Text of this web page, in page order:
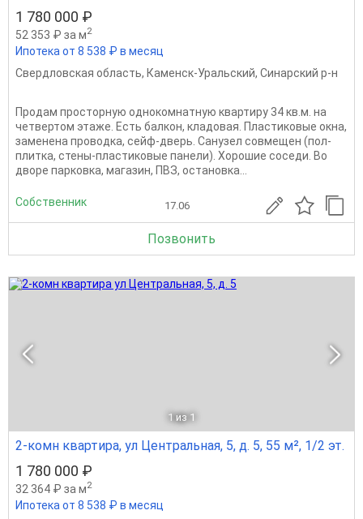
1 780 000 ₽
52 353 ₽ за м2
Ипотека от 8 538 ₽ в месяц
Свердловская область, Каменск-Уральский, Синарский р-н
Продам просторную однокомнатную квартиру 34 кв.м. на
четвертом этаже. Есть балкон, кладовая. Пластиковые окна,
заменена проводка, сейф-дверь. Санузел совмещен (пол-
плитка, стены-пластиковые панели). Хорошие соседи. Во
дворе парковка, магазин, ПВЗ, остановка...
Собственник 17.06
Позвонить
1 из 1
2-комн квартира, ул Центральная, 5, д. 5, 55 м², 1/2 эт.
1 780 000 ₽
32 364 ₽ за м2
Ипотека от 8 538 ₽ в месяц